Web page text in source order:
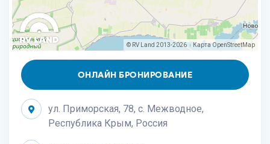
© RV Land 2013-2026 | КартаOpenStreetMap
ОНЛАЙН БРОНИРОВАНИЕ
ул. Приморская, 78, с. Межводное,
Республика Крым, Россия